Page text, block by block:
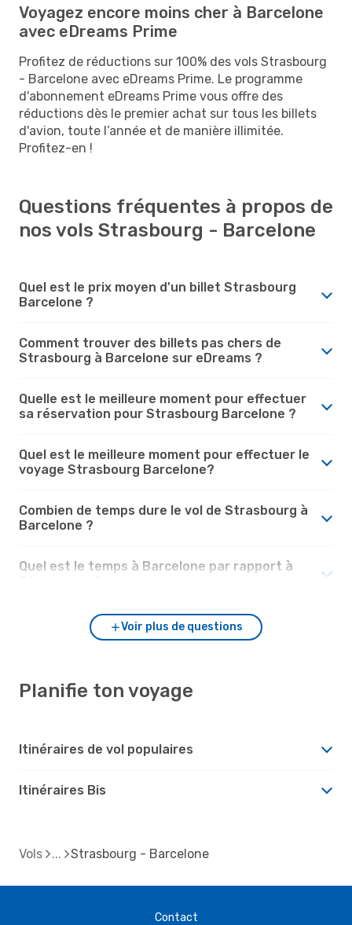
Voyagez encore moins cher à Barcelone
avec eDreams Prime
Profitez de réductions sur 100% des vols Strasbourg
- Barcelone avec eDreams Prime. Le programme
d'abonnement eDreams Prime vous offre des
réductions dès le premier achat sur tous les billets
d'avion, toute l’année et de manière illimitée.
Profitez-en !
Questions fréquentes à propos de
nos vols Strasbourg - Barcelone
Quel est le prix moyen d'un billet Strasbourg
Barcelone ?
Comment trouver des billets pas chers de
Strasbourg à Barcelone sur eDreams ?
Quelle est le meilleure moment pour effectuer
sa réservation pour Strasbourg Barcelone ?
Quel est le meilleure moment pour effectuer le
voyage Strasbourg Barcelone?
Combien de temps dure le vol de Strasbourg à
Barcelone ?
Quel est le temps à Barcelone par rapport à
Voir plus de questions
Planifie ton voyage
Itinéraires de vol populaires
Itinéraires Bis
Vols Strasbourg - Barcelone
Contact